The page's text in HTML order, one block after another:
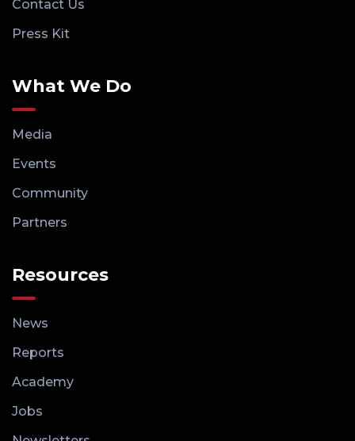
Contact Us
Press Kit
What We Do
Media
Events
Community
Partners
Resources
News
Reports
Academy
Jobs